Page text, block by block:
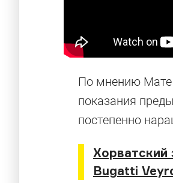
По мнению Мате
показания
постепенно
Хорватский
Bugatti